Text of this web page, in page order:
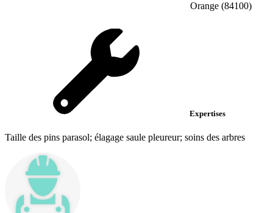
Orange (84100)
Expertises
Taille des pins parasol; élagage saule pleureur; soins des arbres